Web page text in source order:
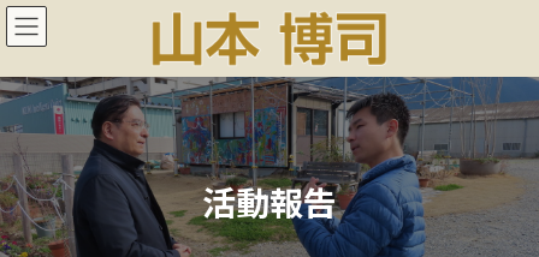
コ
ン
ン
ツ
へ
ス
キ
ッ
プ
ナ
ビ
ー
シ
ョ
ン
に
移
動
活動報告